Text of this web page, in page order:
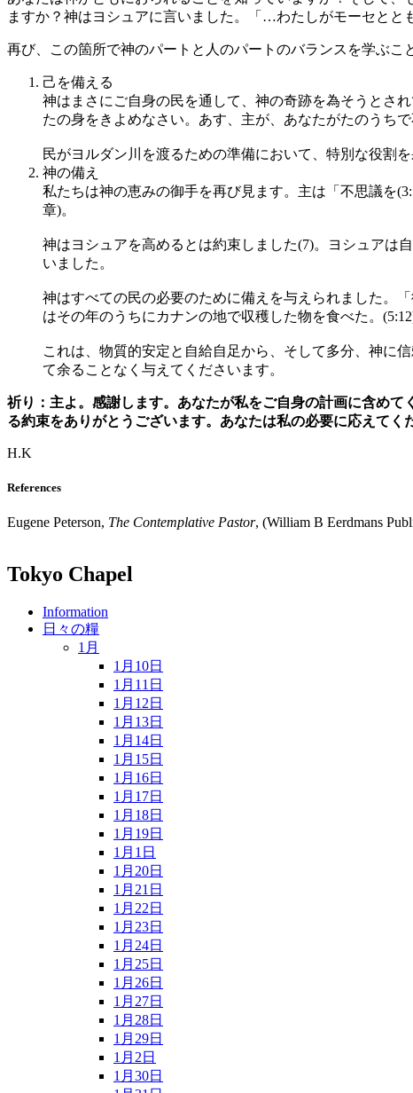
ますか？神はヨシュアに言いました。「…わたしがモーセとと
再び、この箇所で神のパートと人のパートのバランスを学ぶこ
己を備える
神はまさにご自身の民を通して、神の奇跡を為そうとさ
たの身をきよめなさい。あす、主が、あなたがたのうちで
民がヨルダン川を渡るための準備において、特別な役割
神の備え
私たちは神の恵みの御手を再び見ます。主は「不思議を
章)。
神はヨシュアを高めるとは約束しました(7)。ヨシュアは
いました。
神はすべての民の必要のために備えを与えられました。
はその年のうちにカナンの地で収穫した物を食べた。
これは、物質的安定と自給自足から、そして多分、神に
て余ることなく与えてくださいます。
祈り：主よ。感謝します。あなたが私をご自身の計画に含め
る約束をありがとうございます。あなたは私の必要に応えてく
H.K
References
Eugene Peterson, The Contemplative Pastor, (William B Eerdmans
Tokyo Chapel
Information
日々の糧
1月
1月10日
1月11日
1月12日
1月13日
1月14日
1月15日
1月16日
1月17日
1月18日
1月19日
1月1日
1月20日
1月21日
1月22日
1月23日
1月24日
1月25日
1月26日
1月27日
1月28日
1月29日
1月2日
1月30日